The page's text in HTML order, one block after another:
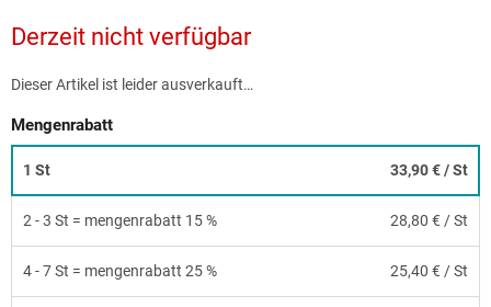
Derzeit nicht verfügbar
Dieser Artikel ist leider ausverkauft…
Mengenrabatt
1 St 33,90 €/ St
2 - 3 St = mengenrabatt 15 % 28,80 € / St
4 - 7 St = mengenrabatt 25 % 25,40 € / St